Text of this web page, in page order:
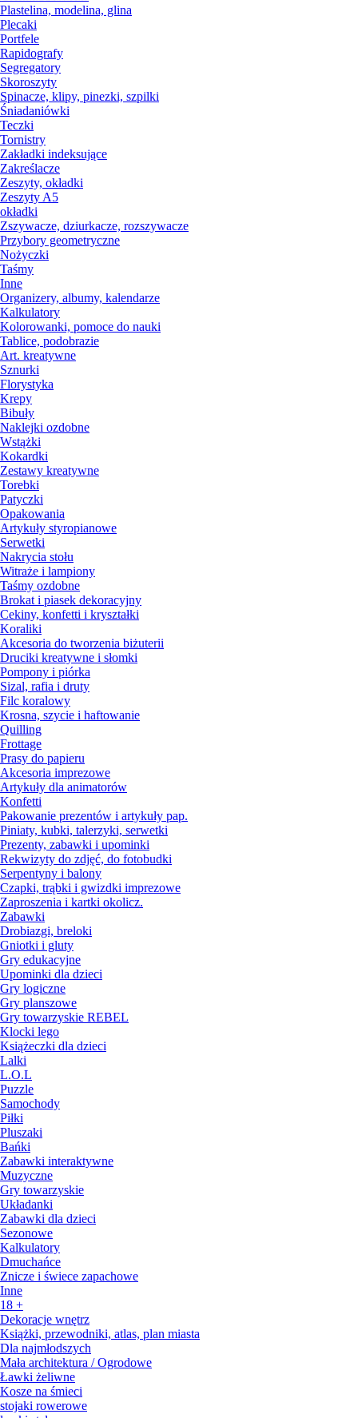
Plastelina, modelina, glina
Plecaki
Portfele
Rapidografy
Segregatory
Skoroszyty
Spinacze, klipy, pinezki, szpilki
Śniadaniówki
Teczki
Tornistry
Zakładki indeksujące
Zakreślacze
Zeszyty, okładki
Zeszyty A5
okładki
Zszywacze, dziurkacze, rozszywacze
Przybory geometryczne
Nożyczki
Taśmy
Inne
Organizery, albumy, kalendarze
Kalkulatory
Kolorowanki, pomoce do nauki
Tablice, podobrazie
Art. kreatywne
Sznurki
Florystyka
Krepy
Bibuły
Naklejki ozdobne
Wstążki
Kokardki
Zestawy kreatywne
Torebki
Patyczki
Opakowania
Artykuły styropianowe
Serwetki
Nakrycia stołu
Witraże i lampiony
Taśmy ozdobne
Brokat i piasek dekoracyjny
Cekiny, konfetti i kryształki
Koraliki
Akcesoria do tworzenia biżuterii
Druciki kreatywne i słomki
Pompony i piórka
Sizal, rafia i druty
Filc koralowy
Krosna, szycie i haftowanie
Quilling
Frottage
Prasy do papieru
Akcesoria imprezowe
Artykuły dla animatorów
Konfetti
Pakowanie prezentów i artykuły pap.
Piniaty, kubki, talerzyki, serwetki
Prezenty, zabawki i upominki
Rekwizyty do zdjęć, do fotobudki
Serpentyny i balony
Czapki, trąbki i gwizdki imprezowe
Zaproszenia i kartki okolicz.
Zabawki
Drobiazgi, breloki
Gniotki i gluty
Gry edukacyjne
Upominki dla dzieci
Gry logiczne
Gry planszowe
Gry towarzyskie REBEL
Klocki lego
Książeczki dla dzieci
Lalki
L.O.L
Puzzle
Samochody
Piłki
Pluszaki
Bańki
Zabawki interaktywne
Muzyczne
Gry towarzyskie
Układanki
Zabawki dla dzieci
Sezonowe
Kalkulatory
Dmuchańce
Znicze i świece zapachowe
Inne
18 +
Dekoracje wnętrz
Książki, przewodniki, atlas, plan miasta
Dla najmłodszych
Mała architektura / Ogrodowe
Ławki żeliwne
Kosze na śmieci
stojaki rowerowe